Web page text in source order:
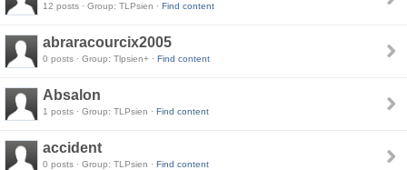
12 posts · Group: TLPsien · Find content
abraracourcix2005
0 posts · Group: Tlpsien+ · Find content
Absalon
1 posts · Group: TLPsien · Find content
accident
0 posts · Group: TLPsien · Find content